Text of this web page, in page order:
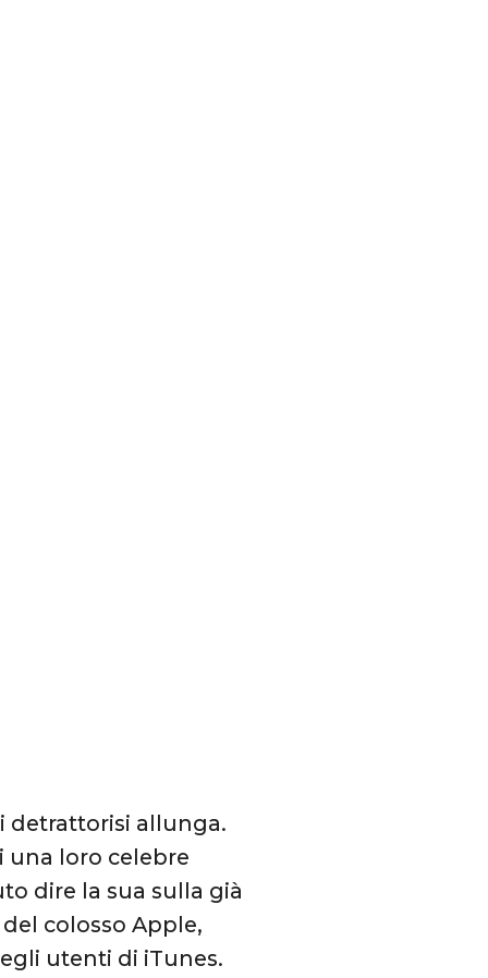
detrattorisi allunga.
loro celebre
dire la sua sulla già
colosso Apple,
utenti di iTunes.